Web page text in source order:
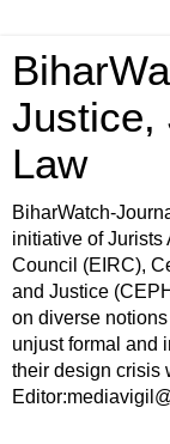
Justice,
Law
BiharWatch-
initiative of Jurists
Council (EIRC),
and Justice
on diverse
unjust formal and
their design crisis